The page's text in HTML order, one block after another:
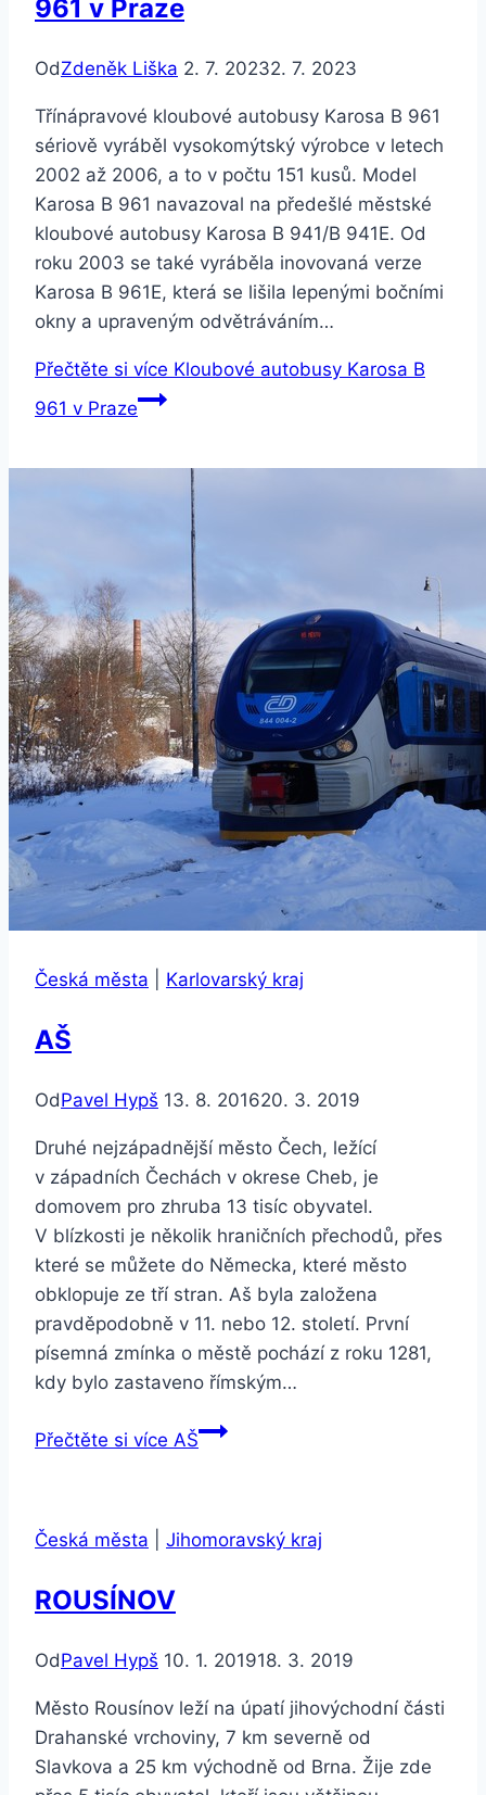
961 v Praze
OdZdeněk Liška 2. 7. 20232. 7. 2023
Třínápravové kloubové autobusy Karosa B 961
sériově vyráběl vysokomýtský výrobce v letech
2002 až 2006, a to v počtu 151 kusů. Model
Karosa B 961 navazoval na předešlé městské
kloubové autobusy Karosa B 941/B 941E. Od
roku 2003 se také vyráběla inovovaná verze
Karosa B 961E, která se lišila lepenými bočními
okny a upraveným odvětráváním…
Přečtěte si více Kloubové autobusy Karosa B
961 v Praze
Česká města Karlovarský kraj
AŠ
OdPavel Hypš 13. 8. 201620. 3. 2019
Druhé nejzápadnější město Čech, ležící
v západních Čechách v okrese Cheb, je
domovem pro zhruba 13 tisíc obyvatel.
V blízkosti je několik hraničních přechodů, přes
které se můžete do Německa, které město
obklopuje ze tří stran. Aš byla založena
pravděpodobně v 11. nebo 12. století. První
písemná zmínka o městě pochází z roku 1281,
kdy bylo zastaveno římským…
Přečtěte si více AŠ
Česká města Jihomoravský kraj
ROUSÍNOV
OdPavel Hypš 10. 1. 201918. 3. 2019
Město Rousínov leží na úpatí jihovýchodní části
Drahanské vrchoviny, 7 km severně od
Slavkova a 25 km východně od Brna. Žije zde